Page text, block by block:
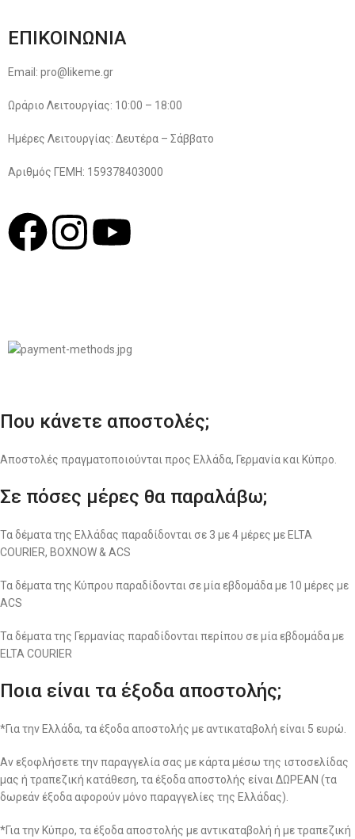
ΕΠΙΚΟΙΝΩΝΙΑ
Email: pro@likeme.gr
Ωράριο Λειτουργίας: 10:00 – 18:00
Ημέρες Λειτουργίας: Δευτέρα – Σάββατο
Αριθμός ΓΕΜΗ: 159378403000
Που κάνετε αποστολές;
Αποστολές πραγματοποιούνται προς Ελλάδα, Γερμανία και Κύπρο.
Σε πόσες μέρες θα παραλάβω;
Τα δέματα της Ελλάδας παραδίδονται σε 3 με 4 μέρες με ELTA
COURIER, BOXNOW & ACS
Τα δέματα της Κύπρου παραδίδονται σε μία εβδομάδα με 10 μέρες με
ACS
Τα δέματα της Γερμανίας παραδίδονται περίπου σε μία εβδομάδα με
ELTA COURIER
Ποια είναι τα έξοδα αποστολής;
*Για την Ελλάδα, τα έξοδα αποστολής με αντικαταβολή είναι 5 ευρώ.
Αν εξοφλήσετε την παραγγελία σας με κάρτα μέσω της ιστοσελίδας
μας ή τραπεζική κατάθεση, τα έξοδα αποστολής είναι ΔΩΡΕΑΝ (τα
δωρεάν έξοδα αφορούν μόνο παραγγελίες της Ελλάδας).
*Για την Κύπρο, τα έξοδα αποστολής με αντικαταβολή ή με τραπεζική